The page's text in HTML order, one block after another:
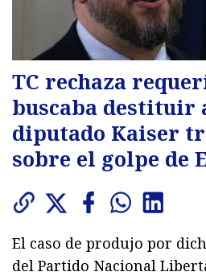
TC rechaza
buscaba destituir
diputado Kaiser
sobre el golpe de
El caso de produjo por
del Partido Nacional